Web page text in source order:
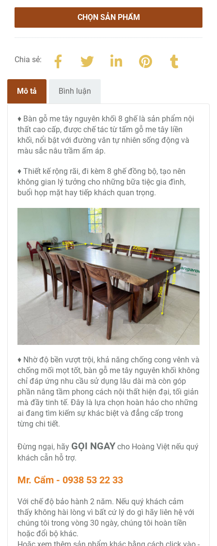
CHỌN SẢN PHẨM
Chia sẻ:
Mô tả Bình luận
♦ Bàn gỗ me tây nguyên khối 8 ghế là sản phẩm nội
thất cao cấp, được chế tác từ tấm gỗ me tây liền
khối, nổi bật với đường vân tự nhiên sống động và
màu sắc nâu trầm ấm áp.
♦ Thiết kế rộng rãi, đi kèm 8 ghế đồng bộ, tạo nên
không gian lý tưởng cho những bữa tiệc gia đình,
buổi họp mặt hay tiếp khách quan trọng.
♦ Nhờ độ bền vượt trội, khả năng chống cong vênh và
chống mối mọt tốt, bàn gỗ me tây nguyên khối không
chỉ đáp ứng nhu cầu sử dụng lâu dài mà còn góp
phần nâng tầm phong cách nội thất hiện đại, tối giản
mà đầy tinh tế. Đây là lựa chọn hoàn hảo cho những
ai đang tìm kiếm sự khác biệt và đẳng cấp trong
từng chi tiết.
Đừng ngại, hãy GỌI NGAY cho Hoàng Việt nếu quý
khách cẫn hỗ trợ.
Mr. Cẩm - 0938 53 22 33
Với chế độ bảo hành 2 năm. Nếu quý khách cảm
thấy không hài lòng vì bất cứ lý do gì hãy liên hệ với
chúng tôi trong vòng 30 ngày, chúng tôi hoàn tiền
hoặc đổi bộ khác.